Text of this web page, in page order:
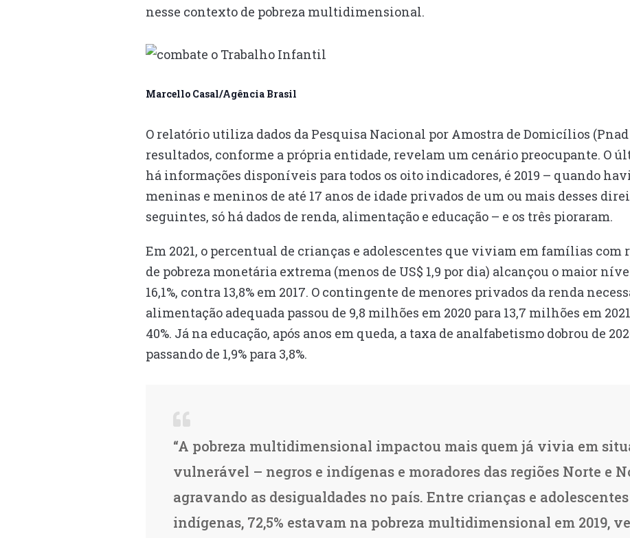
nesse contexto de pobreza multidimensional.
Marcello Casal/Agência Brasil
O relatório utiliza dados da Pesquisa Nacional por Amostra de Domicílios
resultados, conforme a própria entidade, revelam um cenário preocupante. O
há informações disponíveis para todos os oito indicadores, é 2019 – quando
meninas e meninos de até 17 anos de idade privados de um ou mais desses
seguintes, só há dados de renda, alimentação e educação – e os três pioraram.
Em 2021, o percentual de crianças e adolescentes que viviam em famílias com
de pobreza monetária extrema (menos de US$ 1,9 por dia) alcançou o maior
16,1%, contra 13,8% em 2017. O contingente de menores privados da renda
alimentação adequada passou de 9,8 milhões em 2020 para 13,7 milhões em
40%. Já na educação, após anos em queda, a taxa de analfabetismo dobrou de
passando de 1,9% para 3,8%.
“A pobreza multidimensional impactou mais quem já vivia em
vulnerável – negros e indígenas e moradores das regiões Norte e
agravando as desigualdades no país. Entre crianças e
indígenas, 72,5% estavam na pobreza multidimensional em 2019,